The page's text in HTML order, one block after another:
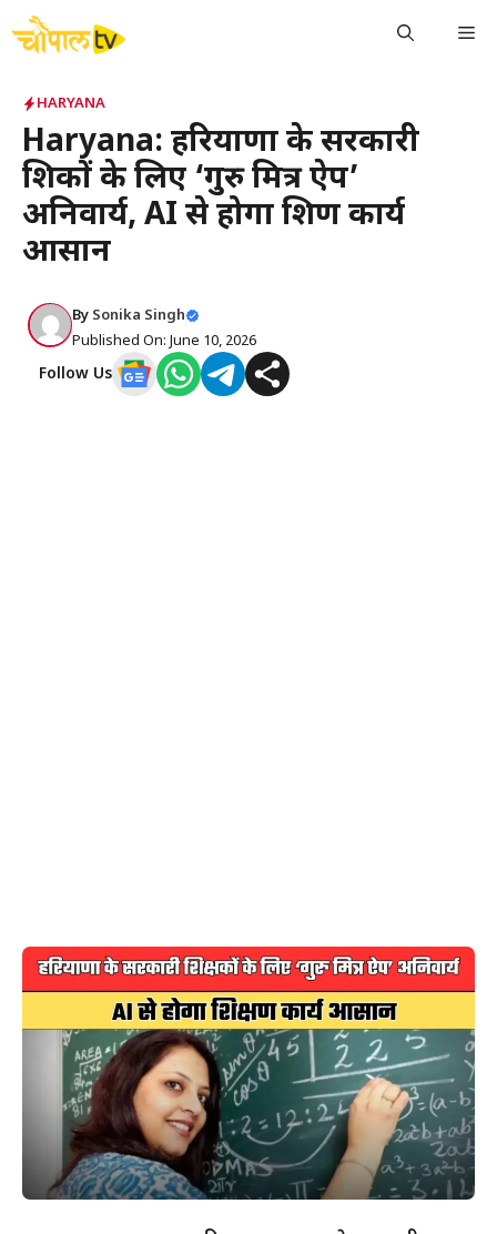
Skip
HARYANA
Haryana: हरियाणा के सरकारी
शिक्षकों के लिए ‘गुरु मित्र ऐप’
अनिवार्य, AI से होगा शिक्षण कार्य
आसान
By Sonika Singh
Published On: June 10, 2026
Follow Us